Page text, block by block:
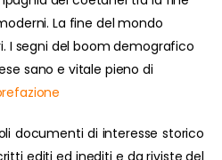
La fine del mondo
I segni del boom demografico
sano e vitale pieno di
documenti di interesse storico